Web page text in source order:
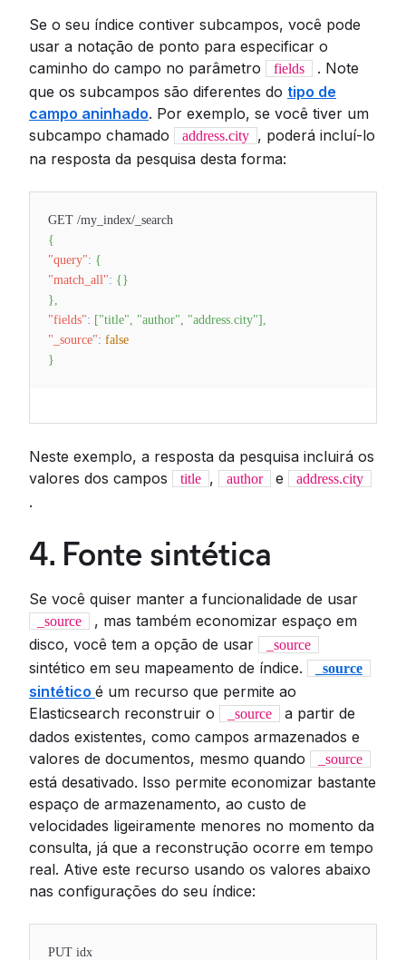
Se o seu índice contiver subcampos, você pode
usar a notação de ponto para especificar o
caminho do campo no parâmetro
fields
. Note
que os subcampos são diferentes do tipo de
campo aninhado. Por exemplo, se você tiver um
subcampo chamado
address.city , poderá incluí-lo
na resposta da pesquisa desta forma:
GET /my_index/_search
{
"query": {
"match_all": {}
},
"fields": ["title", "author", "address.city"] ,
"_source": false
}
Neste exemplo, a resposta da pesquisa incluirá os
valores dos campos
title , author e address.city
.
4. Fonte sintética
Se você quiser manter a funcionalidade de usar
_source
, mas também economizar espaço em
disco, você tem a opção de usar
_source
sintético em seu mapeamento de índice. _source
sintético é um recurso que permite ao
Elasticsearch reconstruir o
_source
a partir de
dados existentes, como campos armazenados e
valores de documentos, mesmo quando
_source
está desativado. Isso permite economizar bastante
espaço de armazenamento, ao custo de
velocidades ligeiramente menores no momento da
consulta, já que a reconstrução ocorre em tempo
real. Ative este recurso usando os valores abaixo
nas configurações do seu índice:
PUT idx